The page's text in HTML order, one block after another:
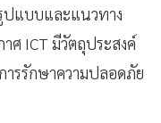
ปแบบและแนวทาง
ศ ICT มีวัตถุประสงค์
รรักษาความปลอดภัย